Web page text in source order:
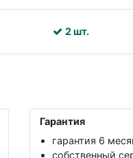
2 шт.
Гарантия
гарантия 6
собственный